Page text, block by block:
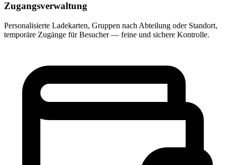
Zugangsverwaltung
Personalisierte Ladekarten, Gruppen nach Abteilung oder Standort,
temporäre Zugänge für Besucher — feine und sichere Kontrolle.